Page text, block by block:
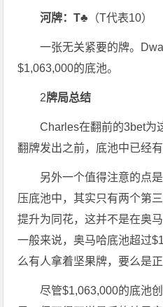
河牌：T♣ （T代表10）
一张无关紧要的牌。
$1,063,000的底池。
2牌局总结
Charles在翻前的3bet为
翻牌发出之前，底池中已经有
另外一个值得注意的点
压底池中，其实只有两个第
提升为同花，这并不是在奥
一般来说，奥马哈底池超过
么有人拿着坚果牌，要么是正
尽管$1,063,000的底池